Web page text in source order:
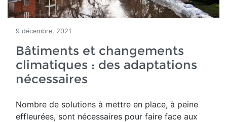
9 décembre, 2021
Bâtiments et changements
climatiques : des adaptations
nécessaires
Nombre de solutions à mettre en place, à peine
effleurées, sont nécessaires pour faire face aux